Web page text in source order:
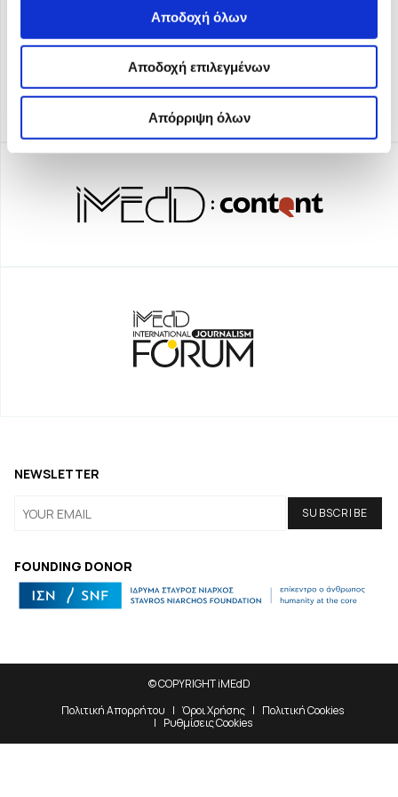
Αποδοχή όλων
Αποδοχή επιλεγμένων
Απόρριψη όλων
FOUNDING DONOR
NEWSLETTER
© COPYRIGHT iMEdD
Πολιτική Απορρήτου
Όροι Χρήσης
Πολιτική Cookies
Ρυθμίσεις Cookies